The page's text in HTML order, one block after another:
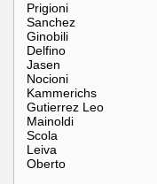
Prigioni
Sanchez
Ginobili
Delfino
Jasen
Nocioni
Kammerichs
Gutierrez Leo
Mainoldi
Scola
Leiva
Oberto